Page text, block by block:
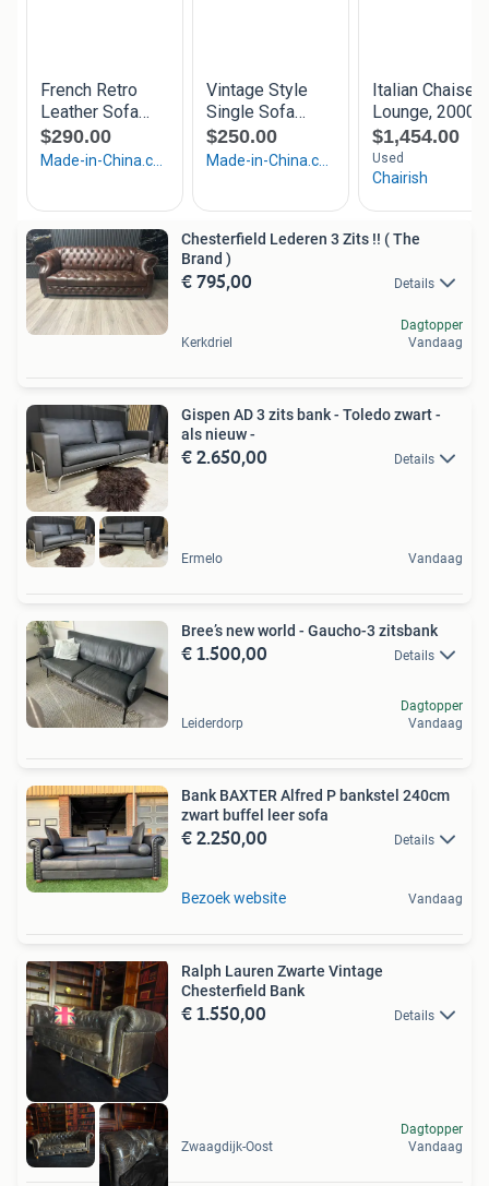
Chesterfield Lederen 3 Zits !! ( The
Brand )
€ 795,00 Details
Kerkdriel
Dagtopper
Vandaag
Gispen AD 3 zits bank - Toledo zwart -
als nieuw -
€ 2.650,00 Details
Ermelo Vandaag
Bree’s new world - Gaucho-3 zitsbank
€ 1.500,00 Details
Leiderdorp
Dagtopper
Vandaag
Bank BAXTER Alfred P bankstel 240cm
zwart buffel leer sofa
€ 2.250,00 Details
Bezoek website Vandaag
Ralph Lauren Zwarte Vintage
Chesterfield Bank
€ 1.550,00 Details
Zwaagdijk-Oost
Dagtopper
Vandaag